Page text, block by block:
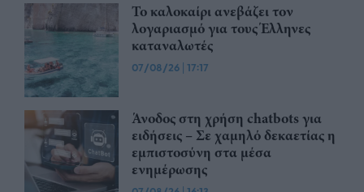
Το καλοκαίρι ανεβάζει τον
λογαριασμό για τους Έλληνες
καταναλωτές
07/08/26 | 17:17
Άνοδος στη χρήση chatbots για
ειδήσεις – Σε χαμηλό δεκαετίας η
εμπιστοσύνη στα μέσα
ενημέρωσης